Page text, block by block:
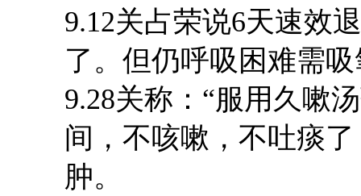
9.12关占荣说6天速效
了 。 但仍呼吸困难需
9.28关称：“服用久嗽
间，不咳嗽，不吐痰了
肿。